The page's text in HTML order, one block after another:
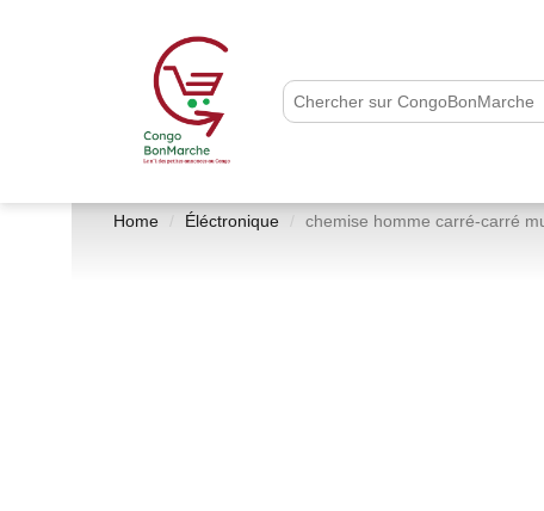
Home Éléctronique chemise homme carré-carré